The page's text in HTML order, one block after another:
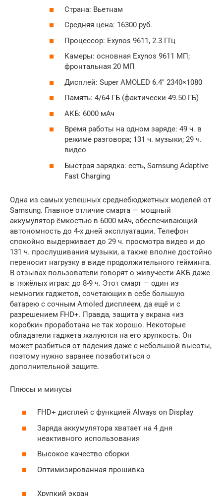
Страна: Вьетнам
Средняя цена: 16300 руб.
Процессор: Exynos 9611, 2.3 ГГц
Камеры: основная Exynos 9611 МП;
фронтальная 20 МП
Дисплей: Super AMOLED 6.4″ 2340×1080
Память: 4/64 ГБ (фактически 49.50 ГБ)
АКБ: 6000 мАч
Время работы на одном заряде: 49 ч. в
режиме разговора; 131 ч. музыки; 29 ч.
видео
Быстрая зарядка: есть, Samsung Adaptive
Fast Charging
Одна из самых успешных среднебюджетных моделей от
Samsung. Главное отличие смарта — мощный
аккумулятор ёмкостью в 6000 мАч, обеспечивающий
автономность до 4-х дней эксплуатации. Телефон
спокойно выдерживает до 29 ч. просмотра видео и до
131 ч. прослушивания музыки, а также вполне достойно
переносит нагрузку в виде продолжительного гейминга.
В отзывах пользователи говорят о живучести АКБ даже
в тяжёлых играх: до 8-9 ч. Этот смарт — один из
немногих гаджетов, сочетающих в себе большую
батарею с сочным Amoled дисплеем, да ещё и с
разрешением FHD+. Правда, защита у экрана «из
коробки» проработана не так хорошо. Некоторые
обладатели гаджета жалуются на его хрупкость. Он
может разбиться от падения даже с небольшой высоты,
поэтому нужно заранее позаботиться о
дополнительной защите.
Плюсы и минусы
FHD+ дисплей с функцией Always on Display
Заряда аккумулятора хватает на 4 дня
неактивного использования
Высокое качество сборки
Оптимизированная прошивка
Хрупкий экран